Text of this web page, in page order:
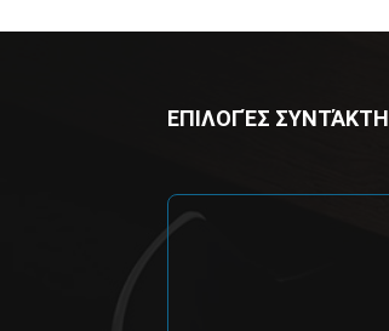
ΕΠΙΛΟΓΈΣ ΣΥΝΤΆΚΤΗ